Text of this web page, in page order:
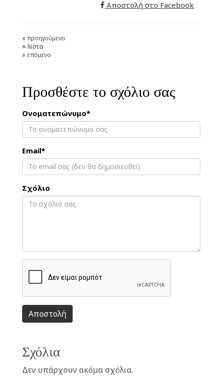
Αποστολή στο Facebook
προηγούμενο
λίστα
επόμενο
Προσθέστε το σχόλιο σας
Ονοματεπώνυμο*
Email*
Σχόλιο
Αποστολή
Σχόλια
Δεν υπάρχουν ακόμα σχόλια.